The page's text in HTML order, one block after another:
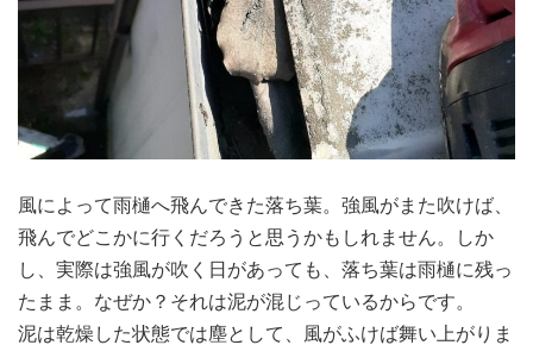
風によって雨樋へ飛んできた落ち葉。強風がまた吹けば、
飛んでどこかに行くだろうと思うかもしれません。しか
し、実際は強風が吹く日があっても、落ち葉は雨樋に残っ
たまま。なぜか？それは泥が混じっているからです。
泥は乾燥した状態では塵として、風がふけば舞い上がりま